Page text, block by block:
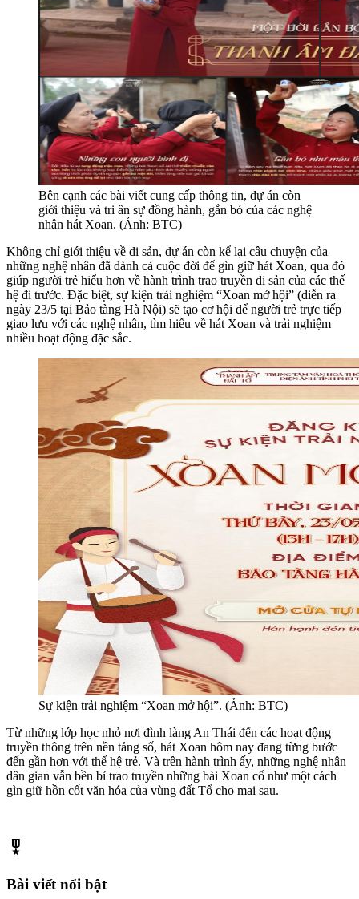
Bên cạnh các bài viết cung cấp thông tin, dự án còn
giới thiệu và tri ân sự đồng hành, gắn bó của các nghệ
nhân hát Xoan. (Ảnh: BTC)
Không chỉ giới thiệu về di sản, dự án còn kể lại câu chuyện của
những nghệ nhân đã dành cả cuộc đời để gìn giữ hát Xoan, qua đó
giúp người trẻ hiểu hơn về hành trình trao truyền di sản của các thế
hệ đi trước. Đặc biệt, sự kiện trải nghiệm “Xoan mở hội” (diễn ra
ngày 23/5 tại Bảo tàng Hà Nội) sẽ tạo cơ hội để người trẻ trực tiếp
giao lưu với các nghệ nhân, tìm hiểu về hát Xoan và trải nghiệm
nhiều hoạt động đặc sắc.
Sự kiện trải nghiệm “Xoan mở hội”. (Ảnh: BTC)
Từ những lớp học nhỏ nơi đình làng An Thái đến các hoạt động
truyền thông trên nền tảng số, hát Xoan hôm nay đang từng bước
đến gần hơn với thế hệ trẻ. Và trên hành trình ấy, những nghệ nhân
dân gian vẫn bền bỉ trao truyền những bài Xoan cổ như một cách
gìn giữ hồn cốt văn hóa của vùng đất Tổ cho mai sau.
military_tech
Bài viết nổi bật